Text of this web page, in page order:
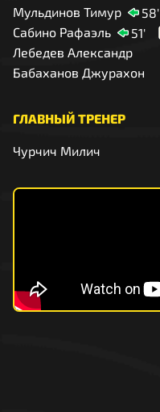
Мульдинов Тимур
58'
Сабино Рафаэль
51'
Лебедев Александр
Бабаханов Джурахон
ГЛАВНЫЙ ТРЕНЕР
Чурчич Милич